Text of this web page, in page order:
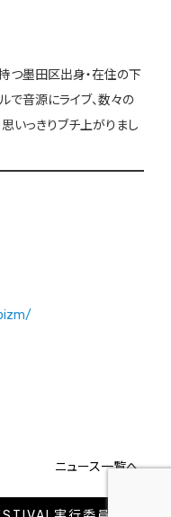
つ墨田区出身・在住の下
で音源にライブ、数々の
いっきりブチ上がりまし
ニュース一覧へ